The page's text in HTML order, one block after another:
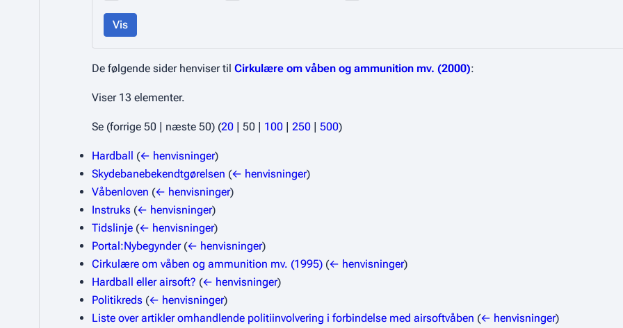
Vis
De følgende sider henviser til Cirkulære om våben og ammunition mv. (2000):
Viser 13 elementer.
Se (forrige 50 | næste 50) (20 | 50 | 100 | 250 | 500)
Hardball (← henvisninger)
Skydebanebekendtgørelsen (← henvisninger)
Våbenloven (← henvisninger)
Instruks (← henvisninger)
Tidslinje (← henvisninger)
Portal:Nybegynder (← henvisninger)
Cirkulære om våben og ammunition mv. (1995) (← henvisninger)
Hardball eller airsoft? (← henvisninger)
Politikreds (← henvisninger)
Liste over artikler omhandlende politiinvolvering i forbindelse med airsoftvåben (← henvisninger)